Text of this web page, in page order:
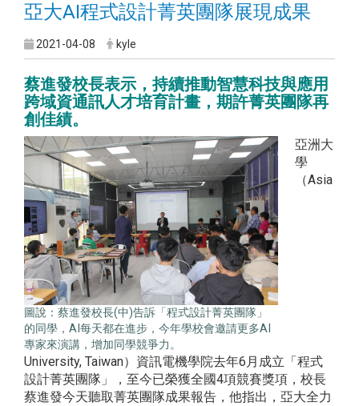
亞大AI程式設計菁英團隊展現成果
2021-04-08 kyle
蔡進發校長表示，持續推動智慧科技與應用
跨域資通訊人才培育計畫，期許菁英團隊再
創佳績。
圖說：蔡進發校長(中)告訴「程式設計菁英團隊」
的同學，AI每天都在進步，今年學校會邀請更多AI
專家來演講，增加同學競爭力。
亞洲大
學
（Asia
University, Taiwan）資訊電機學院去年6月成立「程式
設計菁英團隊」，至今已榮獲全國4項競賽獎項，校長
蔡進發今天聽取菁英團隊成果報告，他指出，亞大全力